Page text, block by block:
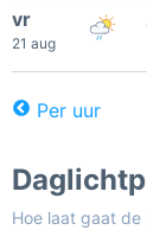
vr
21 aug
Per uur
Hoe laat gaat